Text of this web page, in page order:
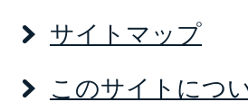
サイトマップ
このサイトにつ